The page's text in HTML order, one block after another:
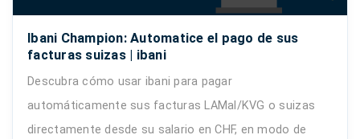
Ibani Champion: Automatice el pago de sus
facturas suizas | ibani
Descubra cómo usar ibani para pagar
automáticamente sus facturas LAMal/KVG o suizas
directamente desde su salario en CHF, en modo de